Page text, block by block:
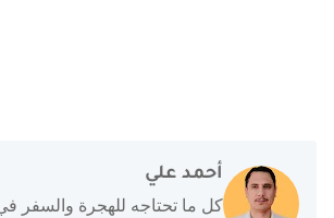
أحمد علي
كل ما تحتاجه للهجرة والسفر